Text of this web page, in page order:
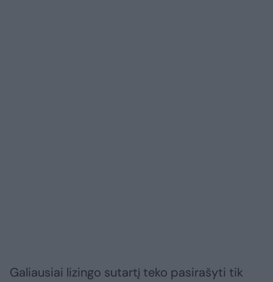
Galiausiai lizingo sutartį teko pasirašyti tik